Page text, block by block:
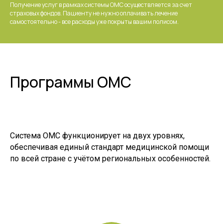
Получение услуг в рамках системы ОМС осуществляется за счет
страховых фондов. Пациенту не нужно оплачивать лечение
самостоятельно - все расходы уже покрыты вашим полисом.
Программы ОМС
Система ОМС функционирует на двух уровнях,
обеспечивая единый стандарт медицинской помощи
по всей стране с учётом региональных особенностей.